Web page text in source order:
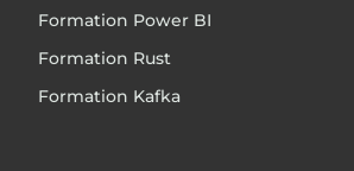
Formation Power BI
Formation Rust
Formation Kafka